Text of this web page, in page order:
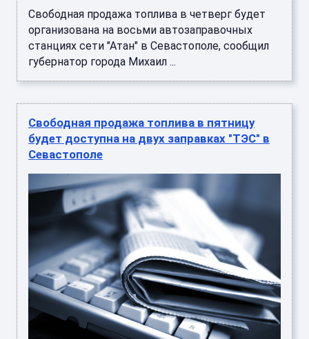
Свободная продажа топлива в четверг будет
организована на восьми автозаправочных
станциях сети "Атан" в Севастополе, сообщил
губернатор города Михаил ...
Свободная продажа топлива в пятницу
будет доступна на двух заправках "ТЭС" в
Севастополе